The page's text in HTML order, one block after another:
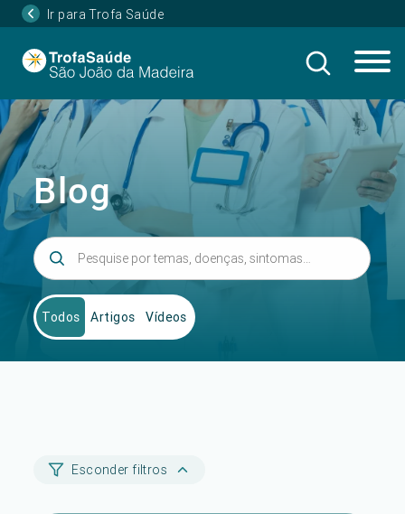
Ir para Trofa Saúde
Blog
Todos Artigos Vídeos
Esconder filtros